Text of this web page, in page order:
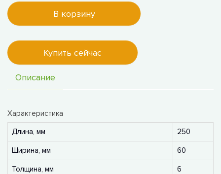
В корзину
Купить сейчас
Описание
Характеристика
Длина, мм 250
Ширина, мм 60
Толщина, мм 6